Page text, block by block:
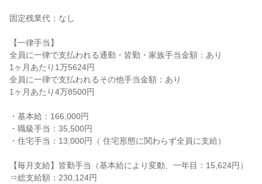
固定残業代：なし
【一律手当】
全員に一律で支払われる通勤・皆勤・家族手当金額：あり
1ヶ月あたり1万5624円
全員に一律で支払われるその他手当金額：あり
1ヶ月あたり4万8500円
・基本給：166,000円
・職級手当：35,500円
・住宅手当：13,000円（ 住宅形態に関わらず全員に支給）
【毎月支給】皆勤手当（基本給により変動、一年目：15,624円）
⇒総支給額：230,124円